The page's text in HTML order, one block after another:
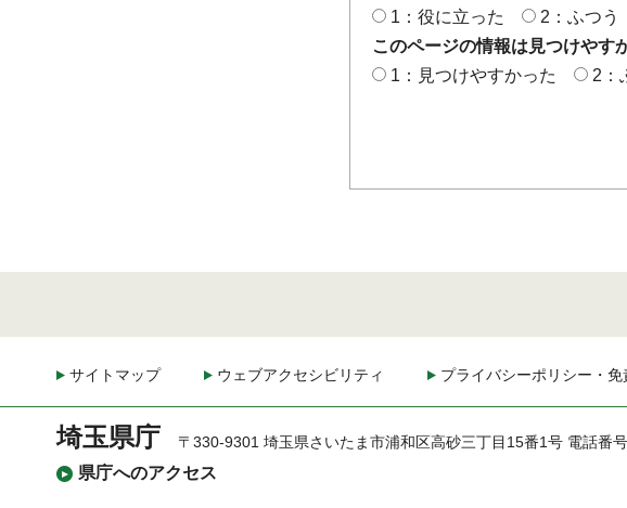
1：役に立った
2：ふつう
このページの情報は見つけやす
1：見つけやすかった
2：
サイトマップ ウェブアクセシビリティ プライバシーポリシー・免
埼玉県庁
県庁へのアクセス
〒330-9301 埼玉県さいたま市浦和区高砂三丁目15番1号 電話番